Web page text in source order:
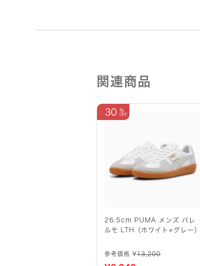
関連商品
30
26.5cm PUMA メンズ パレ
ルモ LTH（ホワイト×グレー）
参考価格 ¥13,200